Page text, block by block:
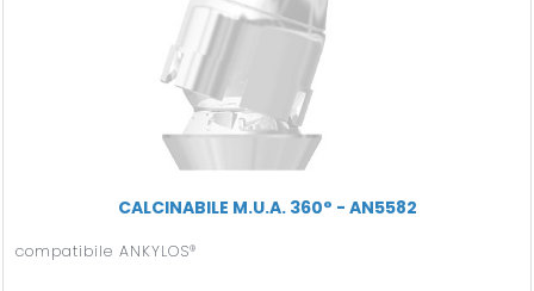
CALCINABILE M.U.A. 360° - AN5582
compatibile ANKYLOS®